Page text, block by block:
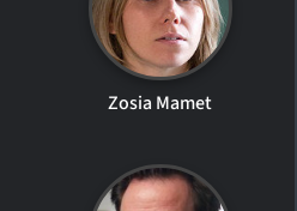
Zosia Mamet